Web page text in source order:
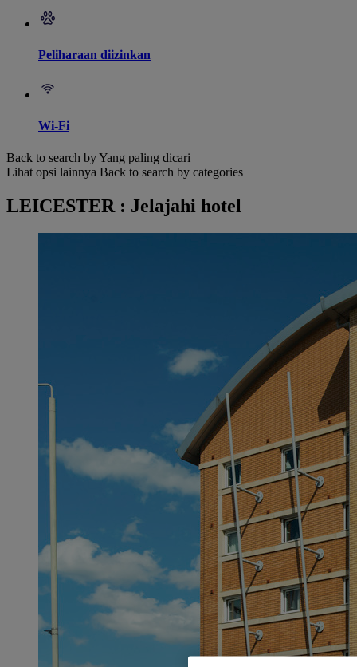
Peliharaan diizinkan
Wi-Fi
Back to search by Yang paling dicari
Lihat opsi lainnya Back to search by categories
LEICESTER : Jelajahi hotel